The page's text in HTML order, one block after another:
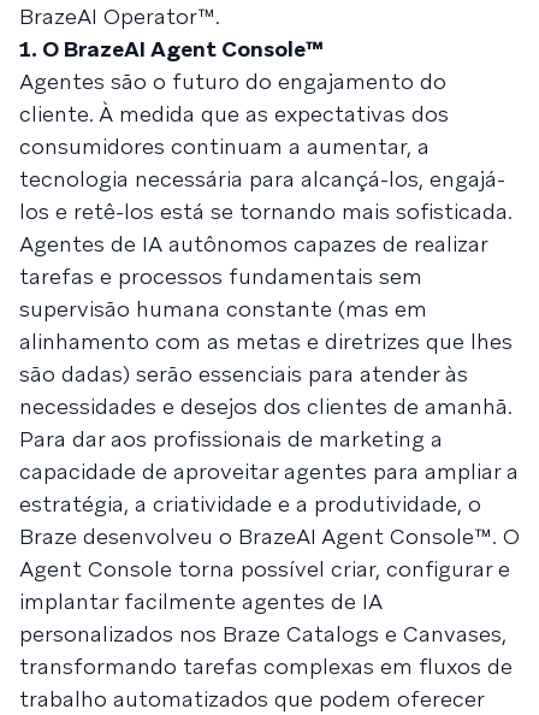
BrazeAI Operator™.
1. O BrazeAI Agent Console™
Agentes são o futuro do engajamento do
cliente. À medida que as expectativas dos
consumidores continuam a aumentar, a
tecnologia necessária para alcançá-los, engajá-
los e retê-los está se tornando mais sofisticada.
Agentes de IA autônomos capazes de realizar
tarefas e processos fundamentais sem
supervisão humana constante (mas em
alinhamento com as metas e diretrizes que lhes
são dadas) serão essenciais para atender às
necessidades e desejos dos clientes de amanhã.
Para dar aos profissionais de marketing a
capacidade de aproveitar agentes para ampliar a
estratégia, a criatividade e a produtividade, o
Braze desenvolveu o BrazeAI Agent Console™. O
Agent Console torna possível criar, configurar e
implantar facilmente agentes de IA
personalizados nos Braze Catalogs e Canvases,
transformando tarefas complexas em fluxos de
trabalho automatizados que podem oferecer